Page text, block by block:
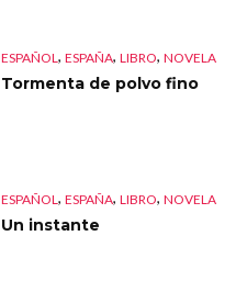
ESPAÑOL , ESPAÑA, LIBRO, NOVELA
Tormenta de polvo fino
ESPAÑOL , ESPAÑA, LIBRO, NOVELA
Un instante